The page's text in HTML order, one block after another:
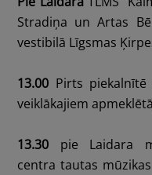
Stradiņa un Artas
vestibilā Līgsmas
13.00 Pirts
veiklākajiem
13.30 pie Laidara
centra tautas